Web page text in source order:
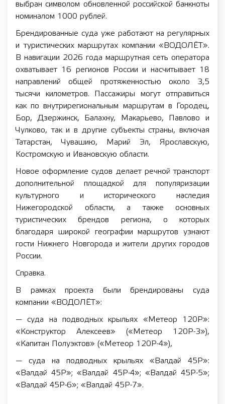
выбран символом обновленной российской банкноты
номиналом 1000 рублей.
Брендированные суда уже работают на регулярных
и туристических маршрутах компании «ВОДОЛЁТ».
В навигации 2026 года маршрутная сеть оператора
охватывает 16 регионов России и насчитывает 18
направлений общей протяженностью около 3,5
тысячи километров. Пассажиры могут отправиться
как по внутрирегиональным маршрутам в Городец,
Бор, Дзержинск, Балахну, Макарьево, Павлово и
Чулково, так и в другие субъекты страны, включая
Татарстан, Чувашию, Марий Эл, Ярославскую,
Костромскую и Ивановскую области.
Новое оформление судов делает речной транспорт
дополнительной площадкой для популяризации
культурного и исторического наследия
Нижегородской области, а также основных
туристических брендов региона, о которых
благодаря широкой географии маршрутов узнают
гости Нижнего Новгорода и жители других городов
России.
Справка.
В рамках проекта были брендированы суда
компании «ВОДОЛЁТ»:
— суда на подводных крыльях «Метеор 120Р»:
«Конструктор Алексеев» («Метеор 120Р-3»),
«Капитан Полуэктов» («Метеор 120Р-4»),
— суда на подводных крыльях «Валдай 45Р»:
«Валдай 45Р»; «Валдай 45Р-4»; «Валдай 45Р-5»;
«Валдай 45Р-6»; «Валдай 45Р-7».